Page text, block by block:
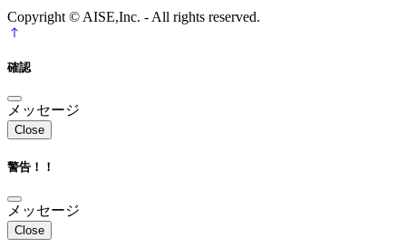
Copyright © AISE,Inc. - All rights reserved.
確認
メッセージ
Close
警告！！
メッセージ
Close